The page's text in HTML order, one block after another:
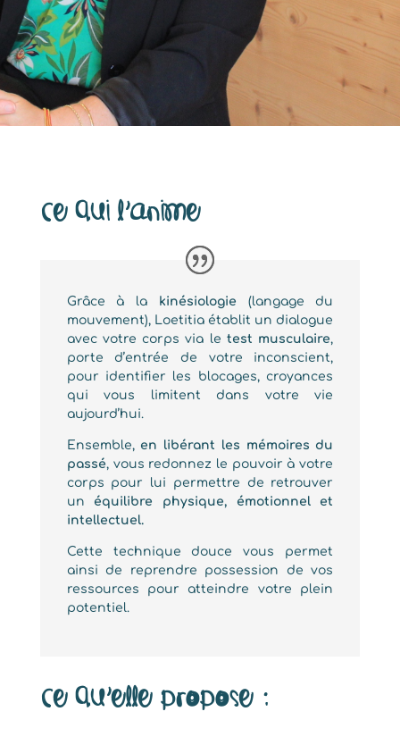
Ce qui l’anime
Grâce à la kinésiologie (langage du
mouvement), Loetitia établit un dialogue
avec votre corps via le test musculaire,
porte d’entrée de votre inconscient,
pour identifier les blocages, croyances
qui vous limitent dans votre vie
aujourd’hui.
Ensemble, en libérant les mémoires du
passé, vous redonnez le pouvoir à votre
corps pour lui permettre de retrouver
un équilibre physique, émotionnel et
intellectuel.
Cette technique douce vous permet
ainsi de reprendre possession de vos
ressources pour atteindre votre plein
potentiel.
Ce qu’elle propose :